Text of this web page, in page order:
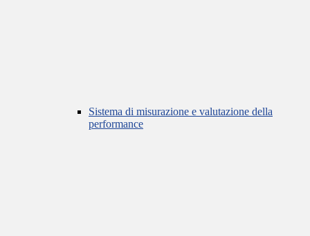
Sistema di misurazione e valutazione della
performance